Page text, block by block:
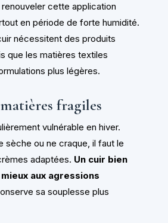
cette application
en période de forte humidité.
nécessitent des produits
que les matières textiles
plus légères.
fragiles
vulnérable en hiver.
sèche ou ne craque, il faut le
adaptées. Un cuir bien
aux agressions
sa souplesse plus